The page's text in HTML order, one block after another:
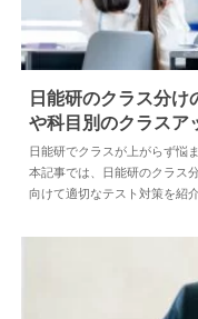
塾
日能研のクラス分
や科目別のクラスア
日能研でクラスが上がらず悩
本記事では、日能研のクラス
向けて適切なテスト対策を紹